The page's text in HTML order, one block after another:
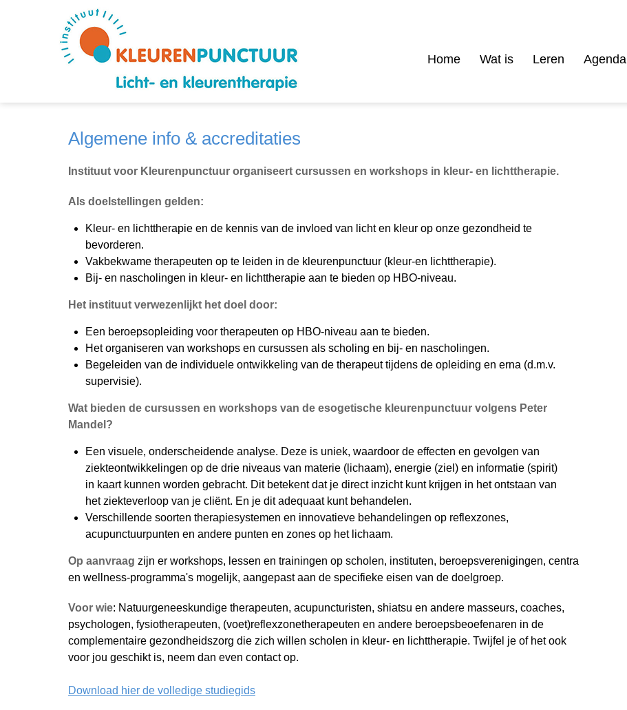
Home Wat is Leren Agenda
Algemene info & accreditaties
Instituut voor Kleurenpunctuur organiseert cursussen en workshops in kleur- en lichttherapie.
Als doelstellingen gelden:
Kleur- en lichttherapie en de kennis van de invloed van licht en kleur op onze gezondheid te
bevorderen.
Vakbekwame therapeuten op te leiden in de kleurenpunctuur (kleur-en lichttherapie).
Bij- en nascholingen in kleur- en lichttherapie aan te bieden op HBO-niveau.
Het instituut verwezenlijkt het doel door:
Een beroepsopleiding voor therapeuten op HBO-niveau aan te bieden.
Het organiseren van workshops en cursussen als scholing en bij- en nascholingen.
Begeleiden van de individuele ontwikkeling van de therapeut tijdens de opleiding en erna (d.m.v.
supervisie).
Wat bieden de cursussen en workshops van de esogetische kleurenpunctuur volgens Peter
Mandel?
Een visuele, onderscheidende analyse. Deze is uniek, waardoor de effecten en gevolgen van
ziekteontwikkelingen op de drie niveaus van materie (lichaam), energie (ziel) en informatie (spirit)
in kaart kunnen worden gebracht. Dit betekent dat je direct inzicht kunt krijgen in het ontstaan van
het ziekteverloop van je cliënt. En je dit adequaat kunt behandelen.
Verschillende soorten therapiesystemen en innovatieve behandelingen op reflexzones,
acupunctuurpunten en andere punten en zones op het lichaam.
Op aanvraag zijn er workshops, lessen en trainingen op scholen, instituten, beroepsverenigingen, centra
en wellness-programma's mogelijk, aangepast aan de specifieke eisen van de doelgroep.
Voor wie: Natuurgeneeskundige therapeuten, acupuncturisten, shiatsu en andere masseurs, coaches,
psychologen, fysiotherapeuten, (voet)reflexzonetherapeuten en andere beroepsbeoefenaren in de
complementaire gezondheidszorg die zich willen scholen in kleur- en lichttherapie. Twijfel je of het ook
voor jou geschikt is, neem dan even contact op.
Download hier de volledige studiegids